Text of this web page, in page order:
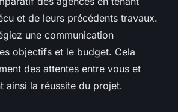
et de leurs précédents travaux.
une communication
objectifs et le budget. Cela
des attentes entre vous et
ainsi la réussite du projet.